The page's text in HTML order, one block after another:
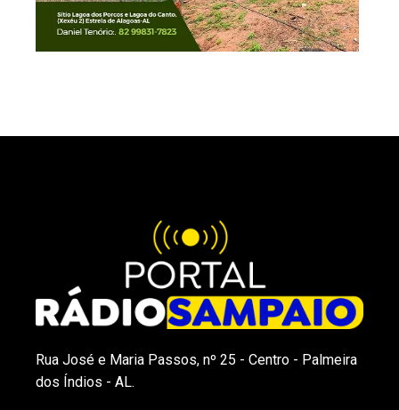
Rua José e Maria Passos, nº 25 - Centro - Palmeira
dos Índios - AL.